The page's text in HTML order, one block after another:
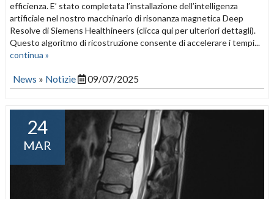
efficienza. E’ stato completata l’installazione dell’intelligenza
artificiale nel nostro macchinario di risonanza magnetica Deep
Resolve di Siemens Healthineers (clicca qui per ulteriori dettagli).
Questo algoritmo di ricostruzione consente di accelerare i tempi...
continua »
News » Notizie 09/07/2025
24
MAR